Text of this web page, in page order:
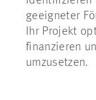
geeigneter
Ihr Projekt
finanzieren
umzusetzen.